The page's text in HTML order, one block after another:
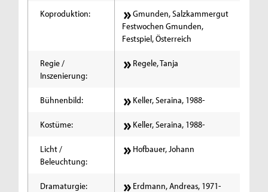
Koproduktion:
Gmunden, Salzkammergut
Festwochen Gmunden,
Festspiel, Österreich
Regie /
Inszenierung:
Regele, Tanja
Bühnenbild: Keller, Seraina, 1988-
Kostüme: Keller, Seraina, 1988-
Licht /
Beleuchtung:
Hofbauer, Johann
Dramaturgie: Erdmann, Andreas, 1971-